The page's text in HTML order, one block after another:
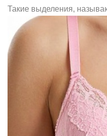
Такие выделения,